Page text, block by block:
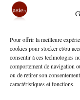
Pour offrir la meilleure
cookies pour stocker et/ou
consentir à ces technologies
comportement de navigation
ou de retirer son
caractéristiques et fonctions.
Finaldées EURL
Siège social : 13
Nous contacter